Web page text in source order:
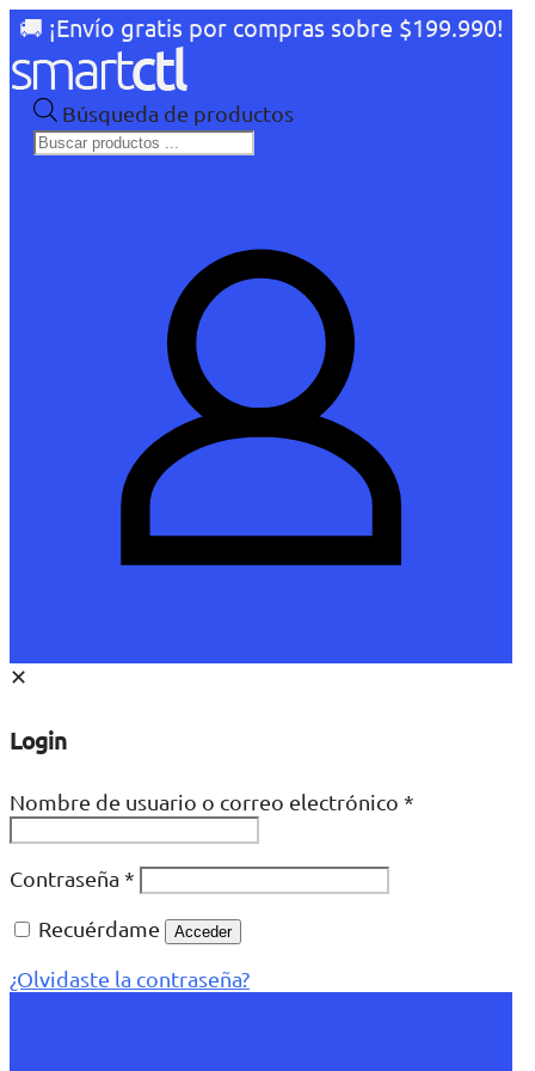
🚚 ¡Envío gratis por compras sobre $199.990!
Búsqueda de productos
✕
Login
Nombre de usuario o correo electrónico *
Contraseña *
Recuérdame
Acceder
¿Olvidaste la contraseña?